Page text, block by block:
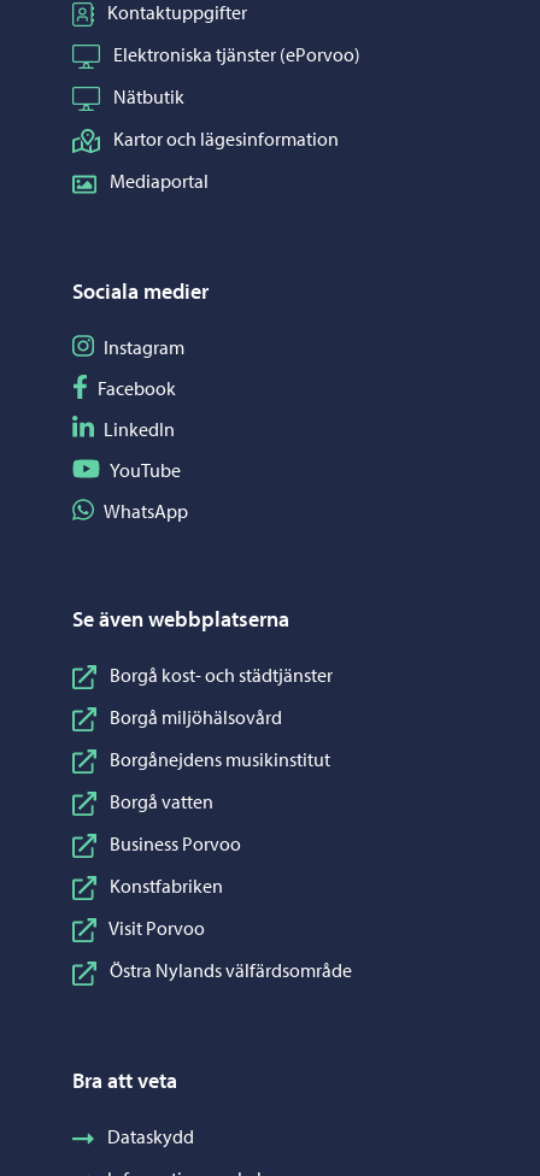
Kontaktuppgifter
Elektroniska tjänster (ePorvoo)
Nätbutik
Kartor och lägesinformation
Mediaportal
Sociala medier
Följ på Instagram
Instagram
Följ på Facebook
Facebook
Följ på LinkedIn
LinkedIn
Följ på YouTube
YouTube
Dela på WhatsApp
WhatsApp
Se även webbplatserna
Borgå kost- och städtjänster
Borgå miljöhälsovård
Borgånejdens musikinstitut
Borgå vatten
Business Porvoo
Konstfabriken
Visit Porvoo
Östra Nylands välfärdsområde
Bra att veta
Dataskydd